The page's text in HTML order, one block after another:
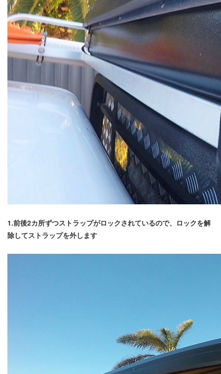
1.前後2カ所ずつストラップがロックされているので、ロックを解
除してストラップを外します